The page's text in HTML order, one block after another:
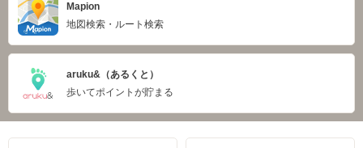
Mapion
地図検索・ルート検索
aruku&（あるくと）
歩いてポイントが貯まる